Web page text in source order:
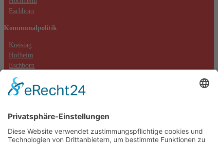
Eschborn
Kommunalpolitik
Kreistag
Hofheim
Eschborn
Hochheim (Massenheim)
Kontakt
Impressum
Cookie-Einstellungen
Aktuelles